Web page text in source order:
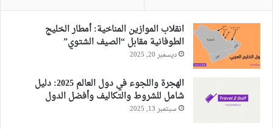
انقلاب الموازين المناخية: أمطار الخليج
الطوفانية مقابل “الصيف الشتوي”
ديسمبر 20, 2025
الهجرة واللجوء في دول العالم 2025: دليل
شامل للشروط والتكاليف وأفضل الدول
سبتمبر 13, 2025